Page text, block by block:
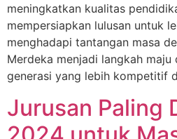
meningkatkan kualitas
mempersiapkan lulusan untuk
menghadapi tantangan masa
Merdeka menjadi langkah
generasi yang lebih kompetitif
Jurusan Paling